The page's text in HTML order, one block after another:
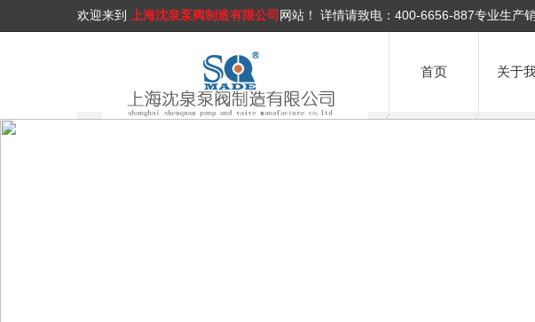
欢迎来到 上海沈泉泵阀制造有限公司 网站！ 详情请致电： 400-6656-887专业生产
首页 关于